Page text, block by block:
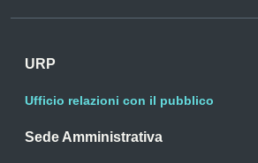
URP
Ufficio relazioni con il pubblico
Sede Amministrativa